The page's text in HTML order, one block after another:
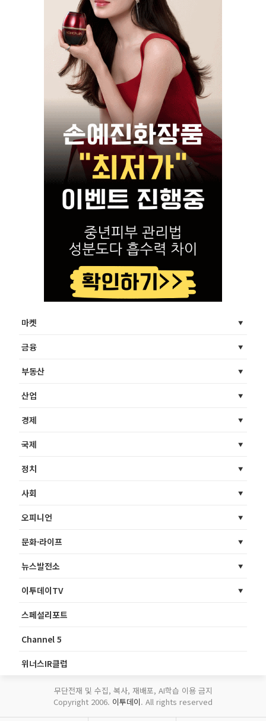
마켓
금융
부동산
산업
경제
국제
정치
사회
오피니언
문화·라이프
뉴스발전소
이투데이TV
스페셜리포트
Channel 5
위너스IR클럽
무단전재 및 수집, 복사, 재배포, AI학습 이용 금지
Copyright 2006. 이투데이. All rights reserved